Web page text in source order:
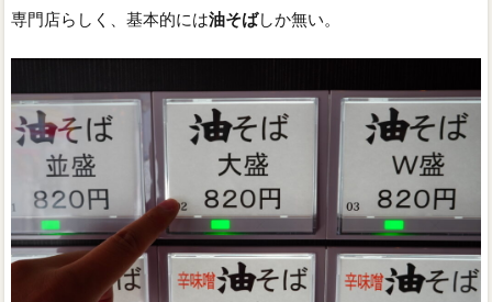
専門店らしく、基本的には油そばしか無い。